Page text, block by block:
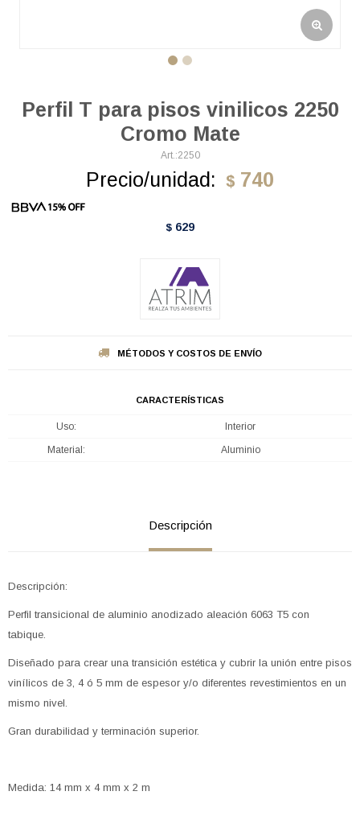
Perfil T para pisos vinilicos 2250
Cromo Mate
2250
Precio/unidad: $ 740
$ 629
MÉTODOS Y COSTOS DE ENVÍO
CARACTERÍSTICAS
Uso Interior
Material Aluminio
Descripción
Descripción:
Perfil transicional de aluminio anodizado aleación 6063 T5 con
tabique.
Diseñado para crear una transición estética y cubrir la unión entre pisos
vinílicos de 3, 4 ó 5 mm de espesor y/o diferentes revestimientos en un
mismo nivel.
Gran durabilidad y terminación superior.
Medida: 14 mm x 4 mm x 2 m